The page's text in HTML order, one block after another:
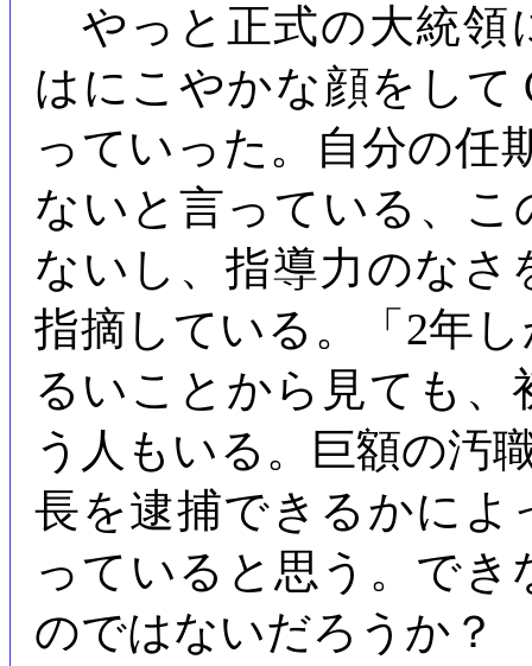
やっと正式の大統領
はにこやかな顔をして
っていった。自分の任
ないと言っている、
ないし、指導力のな
指摘している。「2年
るいことから見ても
う人もいる。巨額の汚
長を逮捕できるかによ
っていると思う。で
のではないだろうか？